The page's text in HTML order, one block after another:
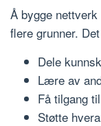
Å bygge
flere grunner.
Dele
Lære av
Få tilgang
Støtte